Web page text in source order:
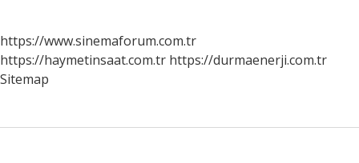
https://www.sinemaforum.com.tr
https://haymetinsaat.com.tr https://durmaenerji.com.tr
Sitemap